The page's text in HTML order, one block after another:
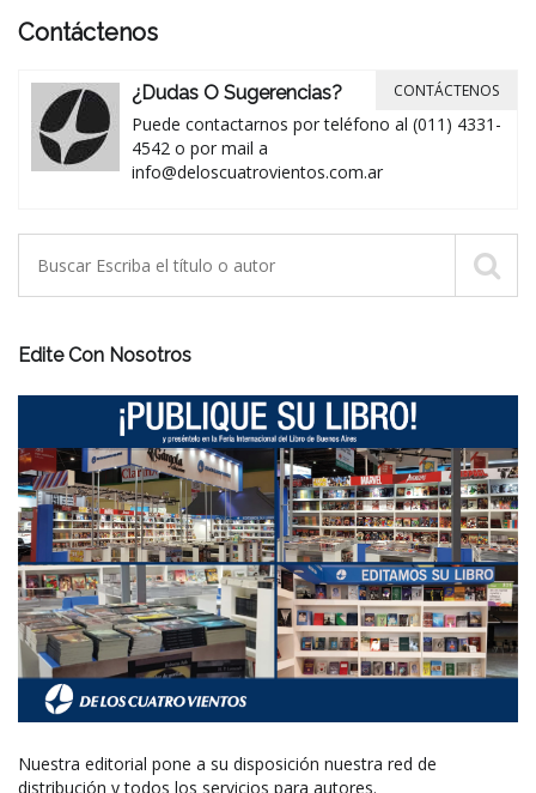
Contáctenos
¿Dudas O Sugerencias?
Puede contactarnos por teléfono al (011) 4331-
4542 o por mail a
info@deloscuatrovientos.com.ar
CONTÁCTENOS
Edite Con Nosotros
Nuestra editorial pone a su disposición nuestra red de
distribución y todos los servicios para autores.